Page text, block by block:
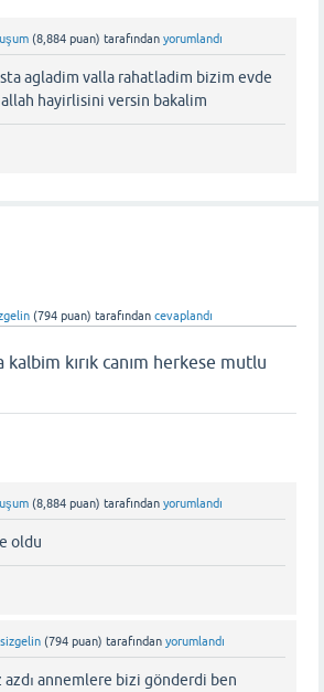
(8,884 puan) tarafından yorumlandı
agladim valla rahatladim bizim evde
hayirlisini versin bakalim
(794 puan) tarafından cevaplandı
kalbim kırık canım herkese mutlu
(8,884 puan) tarafından yorumlandı
oldu
(794 puan) tarafından yorumlandı
azdı annemlere bizi gönderdi ben